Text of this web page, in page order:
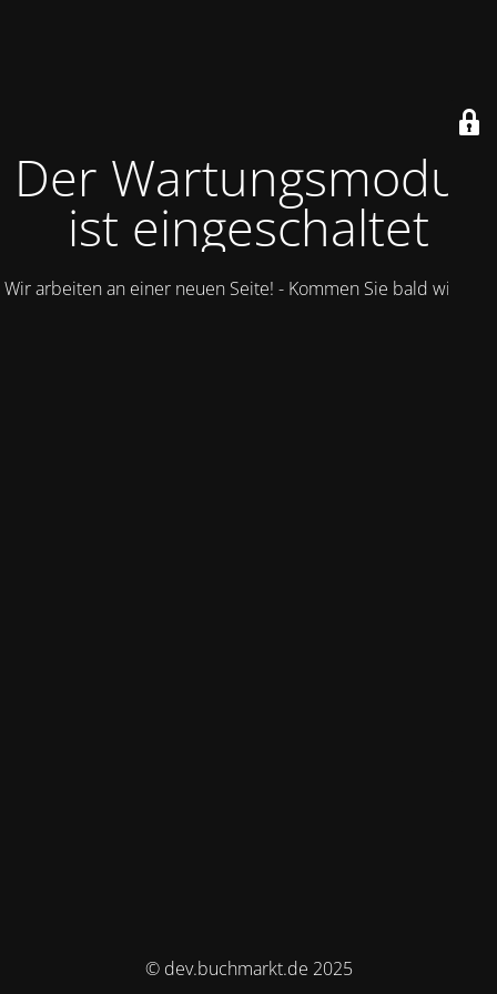
Der Wartungsmodus
ist eingeschaltet
Wir arbeiten an einer neuen Seite! - Kommen Sie bald wieder.
© dev.buchmarkt.de 2025